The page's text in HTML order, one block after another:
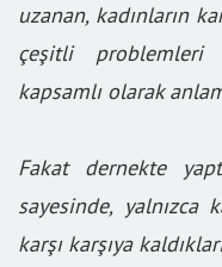
uzanan, kadınların
çeşitli
kapsamlı olarak
Fakat dernekte
sayesinde, yalnızca
karşı karşıya